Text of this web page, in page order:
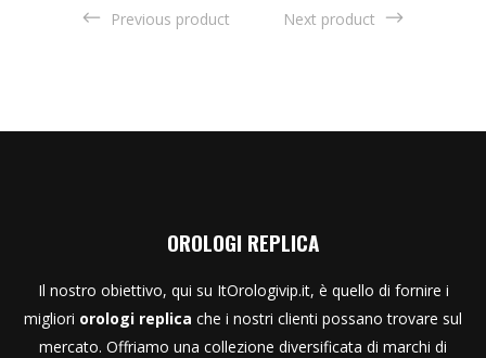
Previous product Next product
OROLOGI REPLICA
Il nostro obiettivo, qui su ItOrologivip.it, è quello di fornire i
migliori orologi replica che i nostri clienti possano trovare sul
mercato. Offriamo una collezione diversificata di marchi di